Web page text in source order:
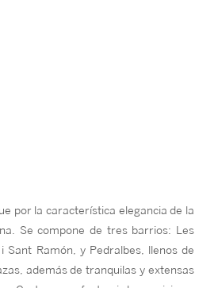
por la característica elegancia de la
Se compone de tres barrios: Les
Sant Ramón, y Pedralbes, llenos de
además de tranquilas y extensas